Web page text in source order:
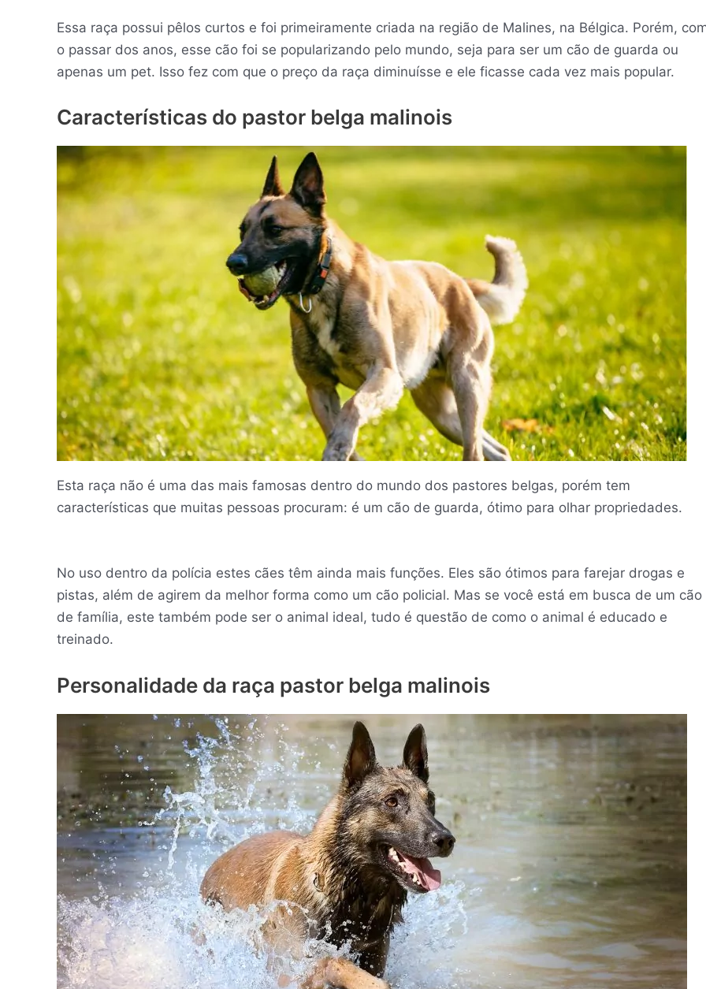
Essa raça possui pêlos curtos e foi primeiramente criada na região de Malines, na Bélgica. Porém,
o passar dos anos, esse cão foi se popularizando pelo mundo, seja para ser um cão de guarda ou
apenas um pet. Isso fez com que o preço da raça diminuísse e ele ficasse cada vez mais popular.
Características do pastor belga malinois
Esta raça não é uma das mais famosas dentro do mundo dos pastores belgas, porém tem
características que muitas pessoas procuram: é um cão de guarda, ótimo para olhar propriedades.
No uso dentro da polícia estes cães têm ainda mais funções. Eles são ótimos para farejar drogas e
pistas, além de agirem da melhor forma como um cão policial. Mas se você está em busca de um cão
de família, este também pode ser o animal ideal, tudo é questão de como o animal é educado e
treinado.
Personalidade da raça pastor belga malinois